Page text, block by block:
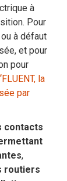
à
Pour
à défaut
et pour
pour
la
par
contacts
,
routiers